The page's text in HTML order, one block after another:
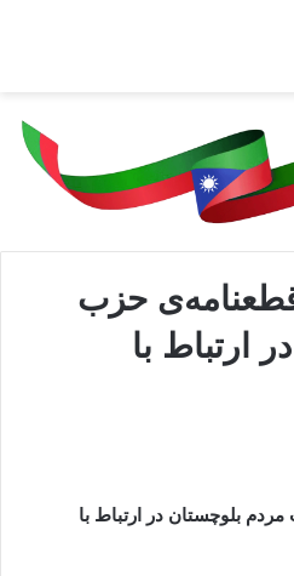
حزب
ارتباط با
بلوچستان در ارتباط با